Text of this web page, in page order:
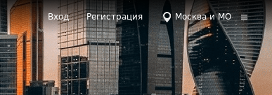
Вход Регистрация Москва и МО